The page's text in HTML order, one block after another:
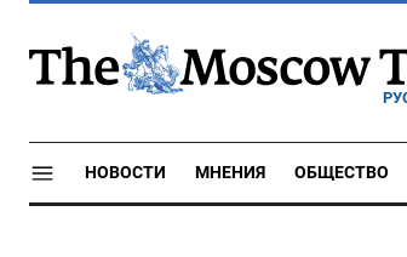
НОВОСТИ МНЕНИЯ ОБЩЕСТВО